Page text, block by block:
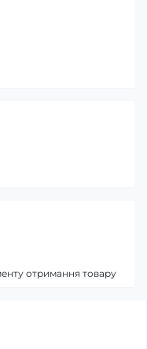
отримання товару